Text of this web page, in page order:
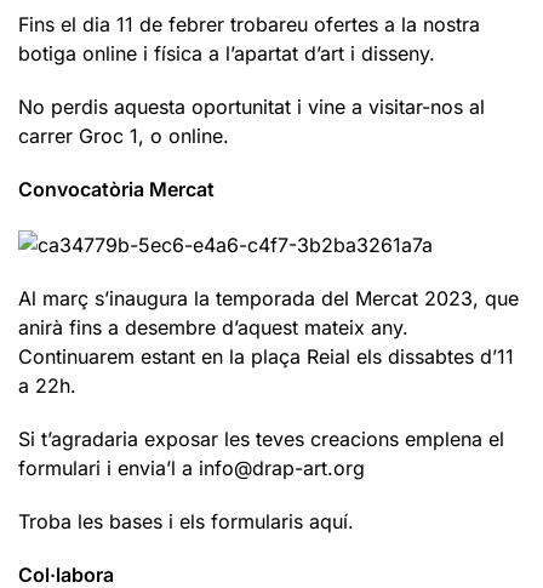
Fins el dia 11 de febrer trobareu ofertes a la nostra
botiga online i física a l’apartat d’art i disseny.
No perdis aquesta oportunitat i vine a visitar-nos al
carrer Groc 1, o online.
Convocatòria Mercat
Al març s’inaugura la temporada del Mercat 2023, que
anirà fins a desembre d’aquest mateix any.
Continuarem estant en la plaça Reial els dissabtes d’11
a 22h.
Si t’agradaria exposar les teves creacions emplena el
formulari i envia’l a info@drap-art.org
Troba les bases i els formularis aquí.
Col·labora